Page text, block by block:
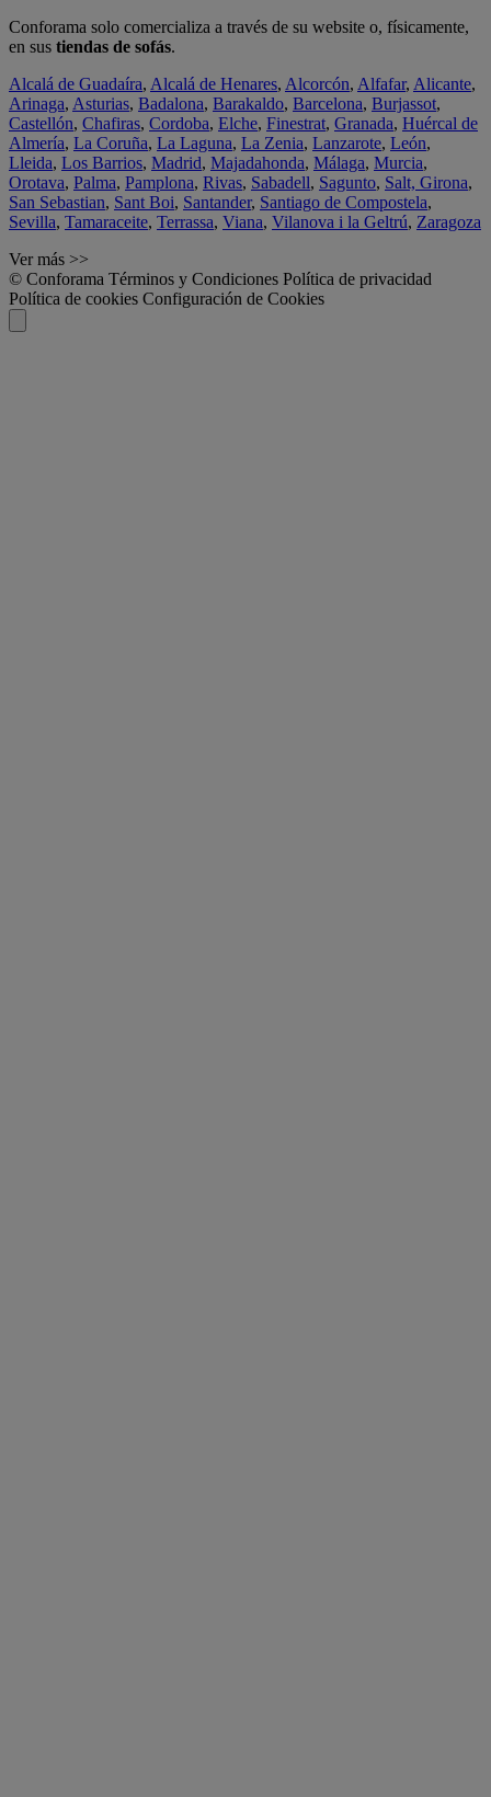
Conforama solo comercializa a través de su website o, físicamente,
en sus tiendas de sofás.
Alcalá de Guadaíra, Alcalá de Henares, Alcorcón, Alfafar, Alicante,
Arinaga, Asturias, Badalona, Barakaldo, Barcelona, Burjassot,
Castellón, Chafiras, Cordoba, Elche, Finestrat, Granada, Huércal de
Almería, La Coruña, La Laguna, La Zenia, Lanzarote, León,
Lleida, Los Barrios, Madrid, Majadahonda, Málaga, Murcia,
Orotava, Palma, Pamplona, Rivas, Sabadell, Sagunto, Salt, Girona,
San Sebastian, Sant Boi, Santander, Santiago de Compostela,
Sevilla, Tamaraceite, Terrassa, Viana, Vilanova i la Geltrú, Zaragoza
Ver más >>
© Conforama Términos y Condiciones Política de privacidad
Política de cookies Configuración de Cookies